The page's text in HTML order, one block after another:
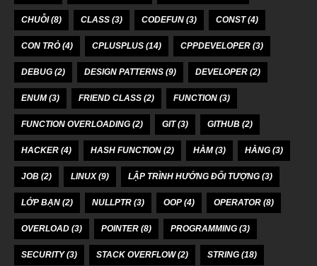
CHUỖI(8) CLASS (3) CODEFUN (3) CONST(4)
CON TRỎ(4) CPLUSPLUS (14) CPPDEVELOPER (3)
DEBUG (2) DESIGN PATTERNS (9) DEVELOPER (2)
ENUM(3) FRIEND CLASS (2) FUNCTION (3)
FUNCTION OVERLOADING (2) GIT(3) GITHUB (2)
HACKER (4) HASH FUNCTION (2) HÀM(3) HẰNG (3)
JOB (2) LINUX(9) LẬP TRÌNH HƯỚNG ĐỐI TƯỢNG (3)
LỚP BẠN (2) NULLPTR (3) OOP (4) OPERATOR (8)
OVERLOAD (3) POINTER (8) PROGRAMMING (3)
SECURITY(3) STACK OVERFLOW(2) STRING (18)